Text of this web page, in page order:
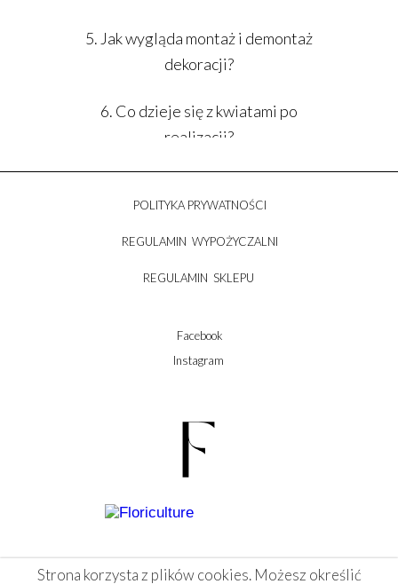
REGULAMIN SKLEPU
REGULAMIN WYPOŻYCZALNI
Facebook
Instagram
POLITYKA PRYWATNOŚCI
6. Co dzieje się z kwiatami po
realizacji?
5. Jak wygląda montaż i demontaż
dekoracji?
Strona korzysta z plików cookies. Możesz określić